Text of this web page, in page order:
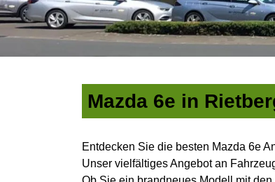
Mazda 6e in
Entdecken Sie die besten Mazda 6e
Unser vielfältiges Angebot an